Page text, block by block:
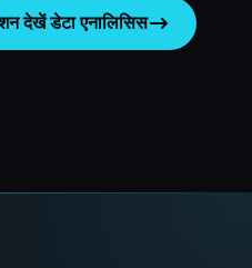
देखेंडेटा एनालिसिस